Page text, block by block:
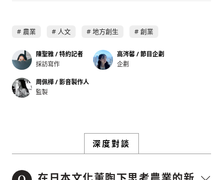
農業 人文 地方創生 創業
陳聖雅 / 特約記者
採訪寫作
高涔馨 / 節目企劃
企劃
周佩樺 / 影音製作人
監製
深度對談
規則說明